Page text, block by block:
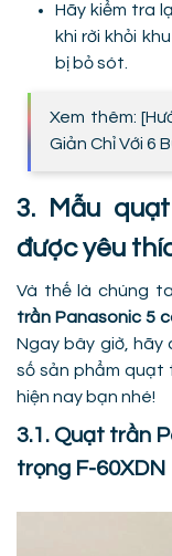
Hãy kiểm tra
khi rời khỏi
bị bỏ sót.
Xem thêm:
Giản Chỉ Với 6
3. Mẫu
được yêu
Và thế là chúng
trần Panasonic 5
Ngay bây giờ, hãy
số sản phẩm quạt
hiện nay bạn nhé!
3.1. Quạt trần
trọng F-60XDN